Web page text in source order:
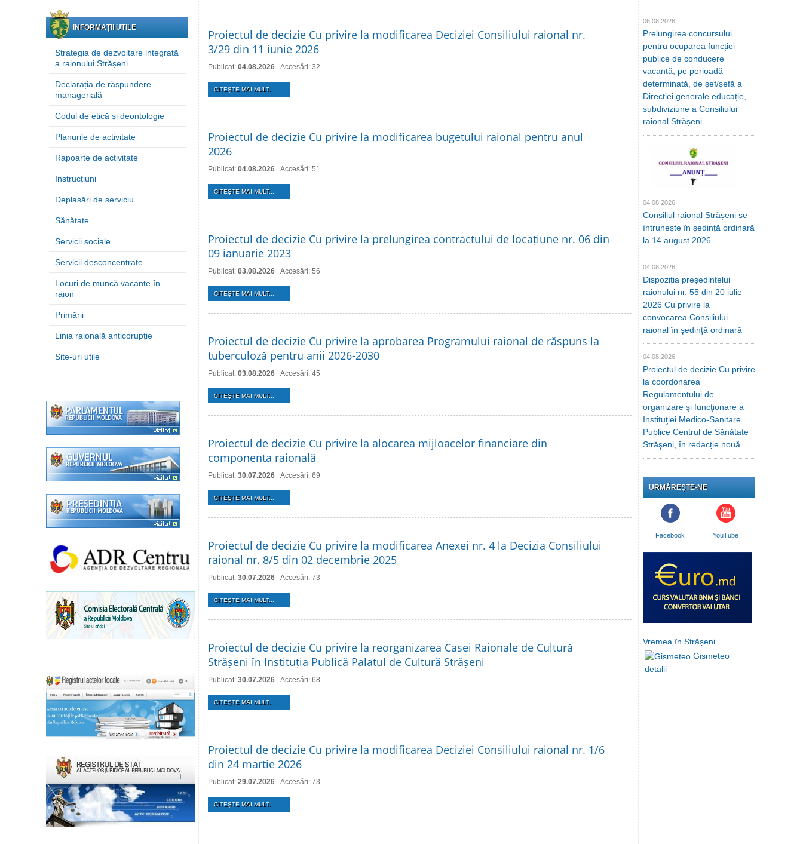
INFORMAȚII UTILE
Strategia de dezvoltare integrată
a raionului Strășeni
Declarația de răspundere
managerială
Codul de etică și deontologie
Planurile de activitate
Rapoarte de activitate
Instrucțiuni
Deplasări de serviciu
Sănătate
Servicii sociale
Servicii desconcentrate
Locuri de muncă vacante în
raion
Primării
Linia raională anticorupție
Site-uri utile
Proiectul de decizie Cu privire la modificarea Deciziei Consiliului raional nr.
3/29 din 11 iunie 2026
Publicat: 04.08.2026 Accesări: 32
CITEŞTE MAI MULT...
Proiectul de decizie Cu privire la modificarea bugetului raional pentru anul
2026
Publicat: 04.08.2026 Accesări: 51
CITEŞTE MAI MULT...
Proiectul de decizie Cu privire la prelungirea contractului de locațiune nr. 06 din
09 ianuarie 2023
Publicat: 03.08.2026 Accesări: 56
CITEŞTE MAI MULT...
Proiectul de decizie Cu privire la aprobarea Programului raional de răspuns la
tuberculoză pentru anii 2026-2030
Publicat: 03.08.2026 Accesări: 45
CITEŞTE MAI MULT...
Proiectul de decizie Cu privire la alocarea mijloacelor financiare din
componenta raională
Publicat: 30.07.2026 Accesări: 69
CITEŞTE MAI MULT...
Proiectul de decizie Cu privire la modificarea Anexei nr. 4 la Decizia Consiliului
raional nr. 8/5 din 02 decembrie 2025
Publicat: 30.07.2026 Accesări: 73
CITEŞTE MAI MULT...
Proiectul de decizie Cu privire la reorganizarea Casei Raionale de Cultură
Strășeni în Instituția Publică Palatul de Cultură Strășeni
Publicat: 30.07.2026 Accesări: 68
CITEŞTE MAI MULT...
Proiectul de decizie Cu privire la modificarea Deciziei Consiliului raional nr. 1/6
din 24 martie 2026
Publicat: 29.07.2026 Accesări: 73
CITEŞTE MAI MULT...
06.08.2026
Prelungirea concursului
pentru ocuparea funcției
publice de conducere
vacantă, pe perioadă
determinată, de șef/șefă a
Direcției generale educație,
subdiviziune a Consiliului
raional Strășeni
04.08.2026
Consiliul raional Strășeni se
întrunește în ședință ordinară
la 14 august 2026
04.08.2026
Dispoziția președintelui
raionului nr. 55 din 20 iulie
2026 Cu privire la
convocarea Consiliului
raional în şedinţă ordinară
04.08.2026
Proiectul de decizie Cu privire
la coordonarea
Regulamentului de
organizare şi funcţionare a
Instituţiei Medico-Sanitare
Publice Centrul de Sănătate
Străşeni, în redacție nouă
URMĂREȘTE-NE
Facebook YouTube
Vremea în Strășeni
Gismeteo
detalii